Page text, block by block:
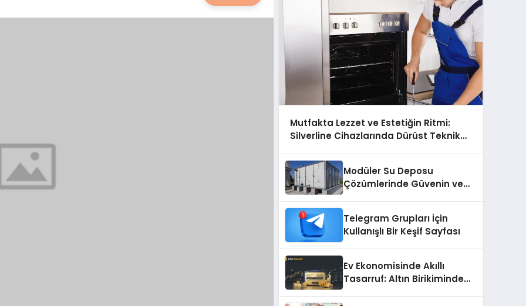
Mutfakta Lezzet ve Estetiğin Ritmi:
Silverline Cihazlarında Dürüst Teknik
Modüler Su Deposu
Çözümlerinde Güvenin ve
Telegram Grupları İçin
Kullanışlı Bir Keşif Sayfası
Ev Ekonomisinde Akıllı
Tasarruf: Altın Birikiminde